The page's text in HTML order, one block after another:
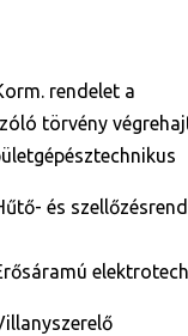
rendelet a
törvény
és